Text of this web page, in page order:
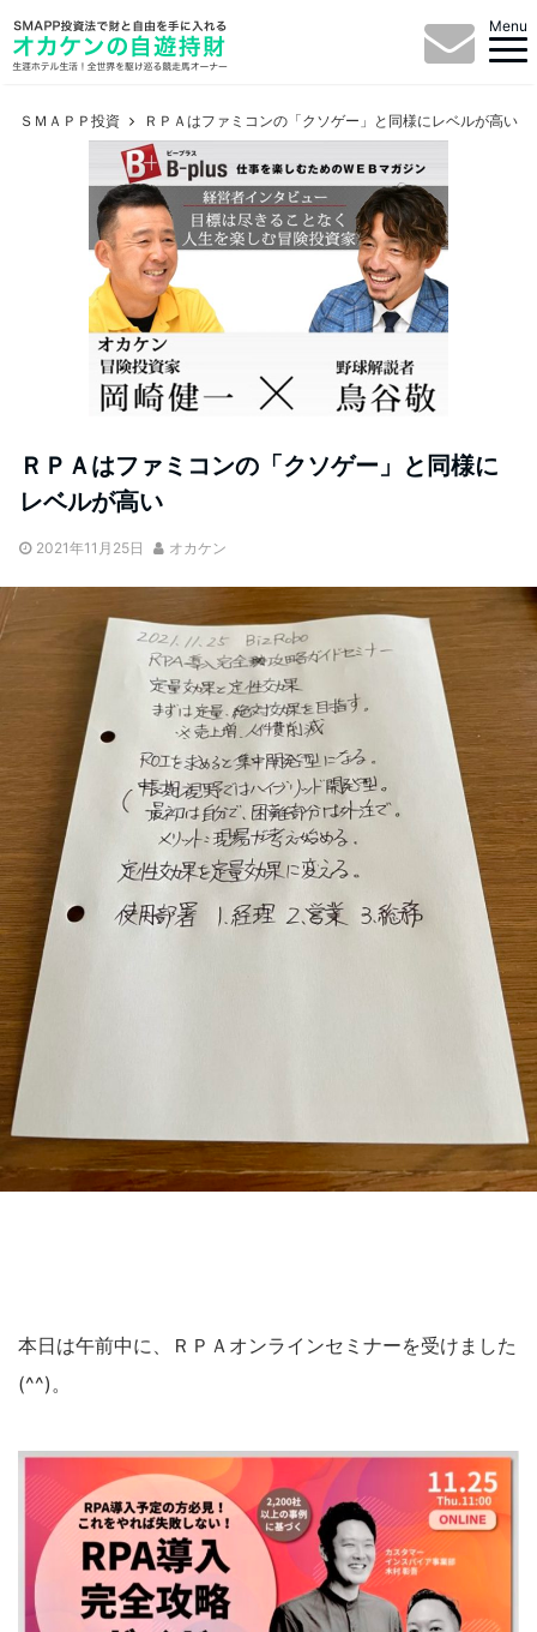
Menu
ＳＭＡＰＰ投資 ＲＰＡはファミコンの「クソゲー」と同様にレベルが高い
ＲＰＡはファミコンの「クソゲー」と同様に
レベルが高い
2021年11月25日 オカケン
本日は午前中に、ＲＰＡオンラインセミナーを受けました
(^^)。